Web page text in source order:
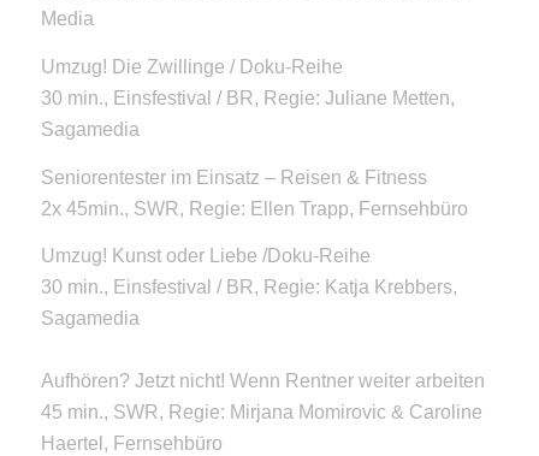
Media
Umzug! Die Zwillinge / Doku-Reihe
30 min., Einsfestival / BR, Regie: Juliane Metten,
Sagamedia
Seniorentester im Einsatz – Reisen & Fitness
2x 45min., SWR, Regie: Ellen Trapp, Fernsehbüro
Umzug! Kunst oder Liebe /Doku-Reihe
30 min., Einsfestival / BR, Regie: Katja Krebbers,
Sagamedia
Aufhören? Jetzt nicht! Wenn Rentner weiter arbeiten
45 min., SWR, Regie: Mirjana Momirovic & Caroline
Haertel, Fernsehbüro